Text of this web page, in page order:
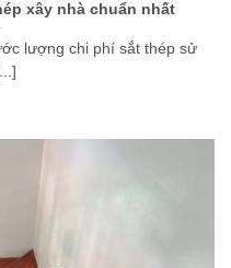
xây nhà chuẩn nhất
lượng chi phí sắt thép sử